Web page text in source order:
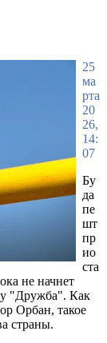
25
ма
рта
20
26,
14:
07
Бу
да
пе
шт
пр
ио
ста
не начнет
"Дружба". Как
Орбан, такое
страны.